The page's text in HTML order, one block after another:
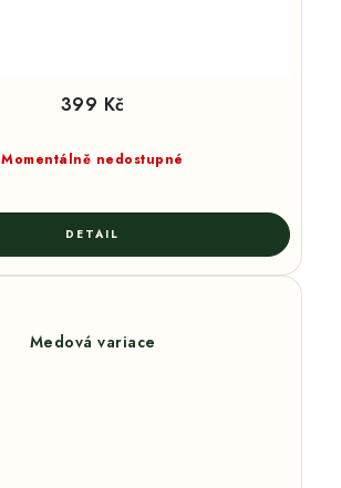
Momentálně nedostupné
399 Kč
Medová variace